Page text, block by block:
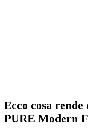
Ecco cosa
PURE Modern